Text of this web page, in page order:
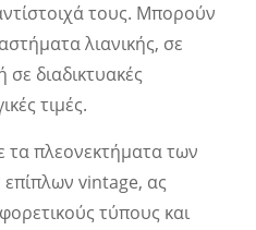
τους. Μπορούν
λιανικής, σε
σε διαδικτυακές
τιμές.
πλεονεκτήματα των
vintage, ας
τύπους και